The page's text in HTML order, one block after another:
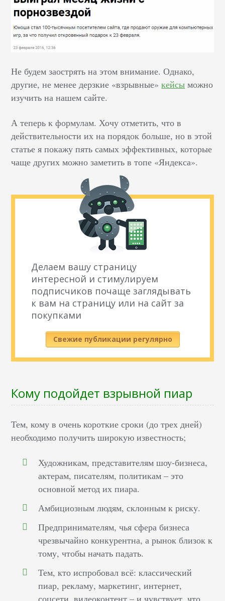
Не будем заострять на этом внимание. Однако,
другие, не менее дерзкие «взрывные»кейсы можно
изучить на нашем сайте.
А теперь к формулам. Хочу отметить, что в
действительности их на порядок больше, но в этой
статье я покажу пять самых эффективных, которые
чаще других можно заметить в топе «Яндекса».
Делаем вашу страницу
интересной и стимулируем
подписчиков почаще заглядывать
к вам на страницу или на сайт за
покупками
Свежие публикации регулярно
Кому подойдет взрывной пиар
Тем, кому в очень короткие сроки (до трех дней)
необходимо получить широкую известность;
Художникам, представителям шоу-бизнеса,
актерам, писателям, политикам – это
основной метод их пиара.
Амбициозным людям, склонным к риску.
Предпринимателям, чья сфера бизнеса
чрезвычайно конкурентна, а рынок близок к
тому, чтобы начать падать.
Тем, кто испробовал всё: классический
пиар, рекламу, маркетинг, интернет,
соцсети, видеоконтент – и чувствует, что